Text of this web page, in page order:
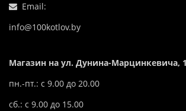
Email:
info@100kotlov.by
Магазин на ул. Дунина-Марцинкевича,
пн.-пт.: с 9.00 до 20.00
сб.: с 9.00 до 15.00